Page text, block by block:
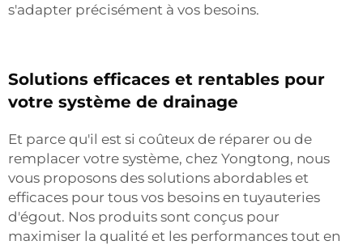
s'adapter précisément à vos besoins.
Solutions efficaces et rentables pour
votre système de drainage
Et parce qu'il est si coûteux de réparer ou de
remplacer votre système, chez Yongtong, nous
vous proposons des solutions abordables et
efficaces pour tous vos besoins en tuyauteries
d'égout. Nos produits sont conçus pour
maximiser la qualité et les performances tout en